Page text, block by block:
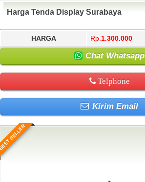
Harga Tenda Display Surabaya
HARGA Rp. 1.300.000
Chat Whatsapp
Telphone
Kirim Email
SELLER